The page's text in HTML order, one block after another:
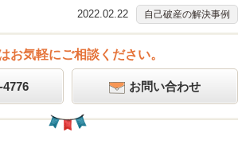
2022.02.22 自己破産の解決事例
お気軽にご相談ください。
4776 お問い合わせ